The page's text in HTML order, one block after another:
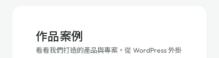
作品案例
看看我們打造的產品與專案。從 WordPress 外掛